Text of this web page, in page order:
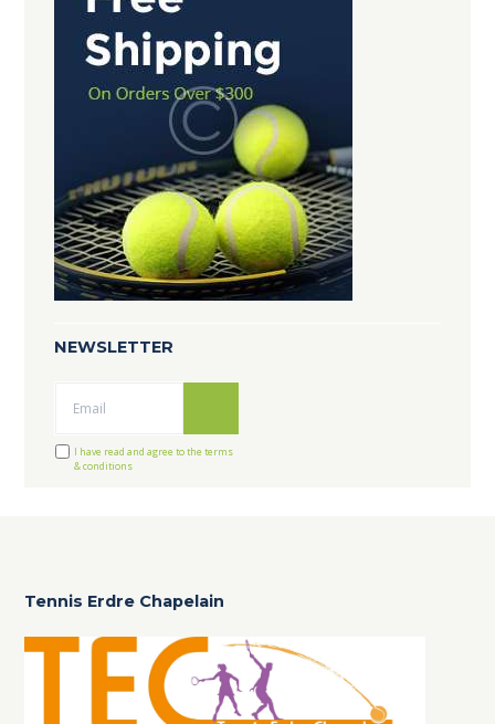
NEWSLETTER
I have read and agree to the terms
& conditions
Tennis Erdre Chapelain